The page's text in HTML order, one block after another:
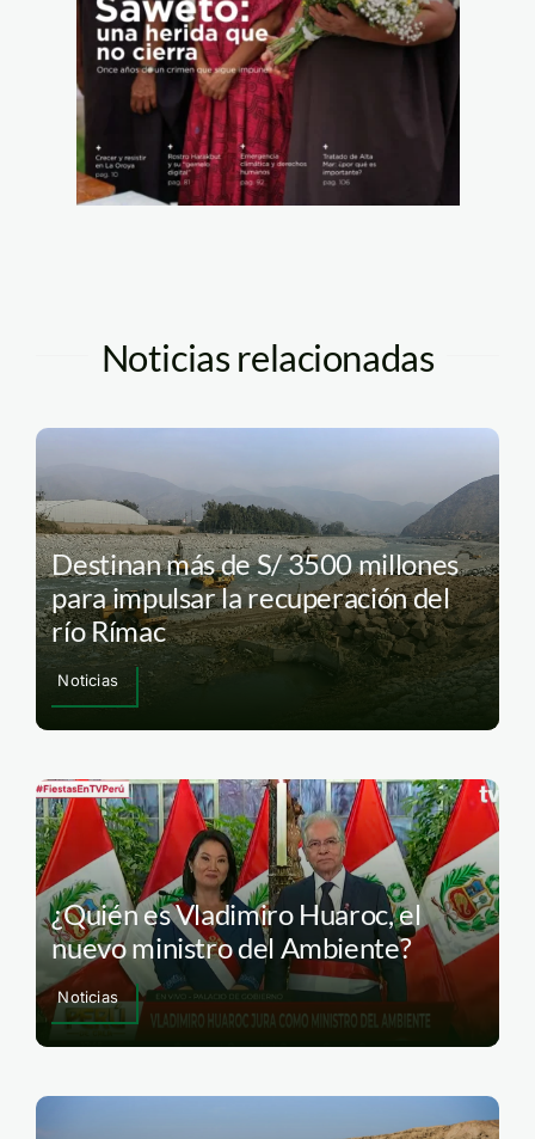
Noticias relacionadas
Destinan más de S/ 3500 millones
para impulsar la recuperación del
río Rímac
Noticias
¿Quién es Vladimiro Huaroc, el
nuevo ministro del Ambiente?
Noticias